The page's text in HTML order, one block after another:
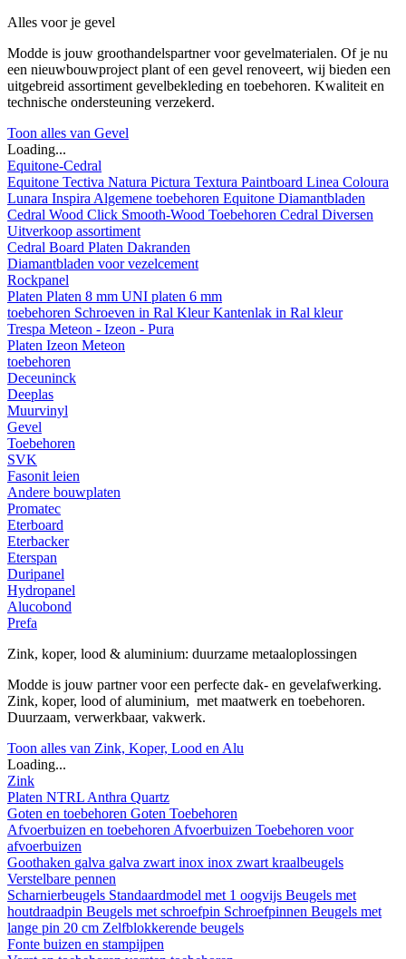
Alles voor je gevel
Modde is jouw groothandelspartner voor gevelmaterialen. Of je nu
een nieuwbouwproject plant of een gevel renoveert, wij bieden een
uitgebreid assortiment gevelbekleding en toebehoren. Kwaliteit en
technische ondersteuning verzekerd.
Toon alles van Gevel
Loading...
Equitone-Cedral
Equitone Tectiva Natura Pictura Textura Paintboard Linea Coloura
Lunara Inspira Algemene toebehoren Equitone Diamantbladen
Cedral Wood Click Smooth-Wood Toebehoren Cedral Diversen
Uitverkoop assortiment
Cedral Board Platen Dakranden
Diamantbladen voor vezelcement
Rockpanel
Platen Platen 8 mm UNI platen 6 mm
toebehoren Schroeven in Ral KleurKantenlak in Ral kleur
Trespa Meteon - Izeon - Pura
Platen Izeon Meteon
toebehoren
Deceuninck
Deeplas
Muurvinyl
Gevel
Toebehoren
SVK
Fasonit leien
Andere bouwplaten
Promatec
Eterboard
Eterbacker
Eterspan
Duripanel
Hydropanel
Alucobond
Prefa
Zink, koper, lood & aluminium: duurzame metaaloplossingen
Modde is jouw partner voor een perfecte dak- en gevelafwerking.
Zink, koper, lood of aluminium, met maatwerk en toebehoren.
Duurzaam, verwerkbaar, vakwerk.
Toon alles van Zink, Koper, Lood en Alu
Loading...
Zink
Platen NTRL Anthra Quartz
Goten en toebehoren Goten Toebehoren
Afvoerbuizen en toebehoren Afvoerbuizen Toebehoren voor
afvoerbuizen
Goothaken galva galva zwart inox inox zwart kraalbeugels
Verstelbare pennen
Scharnierbeugels Standaardmodel met 1 oogvijs Beugels met
houtdraadpin Beugels met schroefpin Schroefpinnen Beugels met
lange pin 20 cm Zelfblokkerende beugels
Fonte buizen en stampijpen